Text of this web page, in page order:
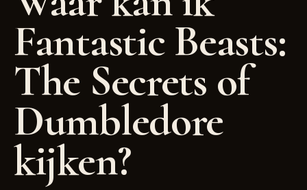
Fantastic Beasts:
The Secrets of
Dumbledore
kijken?